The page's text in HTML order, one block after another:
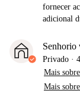
fornecer
adicional
Privado ·
Mais
Mais